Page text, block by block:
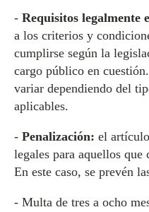
- Requisitos legalmente
a los criterios y
cumplirse según la
cargo público en
variar dependiendo del
aplicables.
- Penalización: el
legales para aquellos
En este caso, se prevén
- Multa de tres a ocho